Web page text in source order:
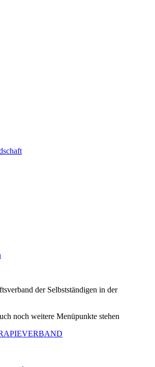
der Selbstständigen in der
noch weitere Menüpunkte stehen